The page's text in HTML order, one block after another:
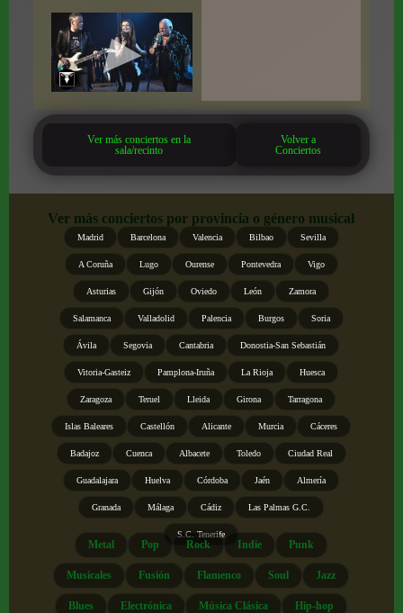
Ver más conciertos en la
sala/recinto
Volver a
Conciertos
Ver más conciertos por provincia o género musical
Madrid Barcelona Valencia Bilbao Sevilla
A Coruña Lugo Ourense Pontevedra Vigo
Asturias Gijón Oviedo León Zamora
Salamanca Valladolid Palencia Burgos Soria
Ávila Segovia Cantabria Donostia-San Sebastián
Vitoria-Gasteiz Pamplona-Iruña La Rioja Huesca
Zaragoza Teruel Lleida Girona Tarragona
Islas Baleares Castellón Alicante Murcia Cáceres
Badajoz Cuenca Albacete Toledo Ciudad Real
Guadalajara Huelva Córdoba Jaén Almería
Granada Málaga Cádiz Las Palmas G.C.
S.C. Tenerife
Metal Pop Rock Indie Punk
Musicales Fusión Flamenco Soul Jazz
Blues Electrónica Música Clásica Hip-hop